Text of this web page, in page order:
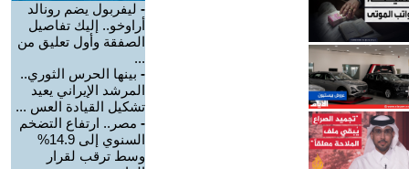
- ليفربول يضم رونالد
أراوخو.. إليك تفاصيل
الصفقة وأول تعليق من
...
- بينها الحرس الثوري..
المرشد الإيراني يعيد
تشكيل القيادة العس ...
- مصر.. ارتفاع التضخم
السنوي إلى 14.9%
وسط ترقب لقرار